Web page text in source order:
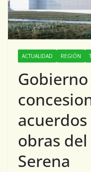
ACTUALIDAD REGIÓN
obras
Serena